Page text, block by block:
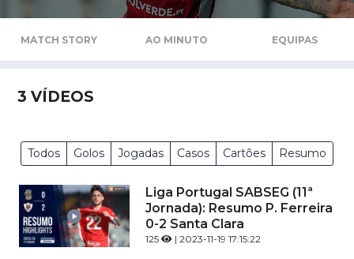
MATCH STORY AO MINUTO EQUIPAS
3 VÍDEOS
Todos Golos Jogadas Casos Cartões Resumo
Liga Portugal SABSEG (11ª
Jornada): Resumo P. Ferreira
0-2 Santa Clara
125 | 2023-11-19 17:15:22